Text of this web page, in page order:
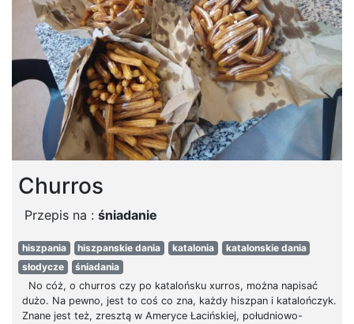
Churros
Przepis na : śniadanie
hiszpania hiszpanskie dania katalonia
katalonskie dania
słodycze
śniadania
No cóż, o churros czy po katalońsku xurros, można napisać
dużo. Na pewno, jest to coś co zna, każdy hiszpan i katalończyk.
Znane jest też, zresztą w Ameryce Łacińskiej, południowo-